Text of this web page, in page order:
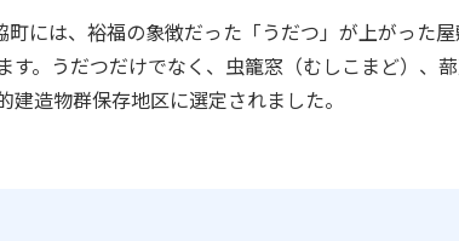
には、裕福の象徴だった「うだつ」が上がった
。うだつだけでなく、虫籠窓（むしこまど）、
造物群保存地区に選定されました。